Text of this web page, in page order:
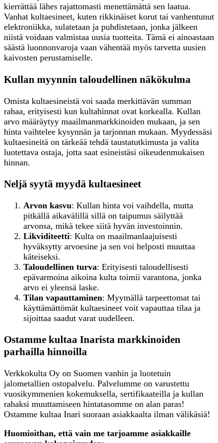
kierrättää lähes rajattomasti menettämättä sen laatua.
Vanhat kultaesineet, kuten rikkinäiset korut tai vanhentunut
elektroniikka, sulatetaan ja puhdistetaan, jonka jälkeen
niistä voidaan valmistaa uusia tuotteita. Tämä ei ainoastaan
säästä luonnonvaroja vaan vähentää myös tarvetta uusien
kaivosten perustamiselle.
Kullan myynnin taloudellinen näkökulma
Omista kultaesineistä voi saada merkittävän summan
rahaa, erityisesti kun kultahinnat ovat korkealla. Kullan
arvo määräytyy maailmanmarkkinoiden mukaan, ja sen
hinta vaihtelee kysynnän ja tarjonnan mukaan. Myydessäsi
kultaesineitä on tärkeää tehdä taustatutkimusta ja valita
luotettava ostaja, jotta saat esineistäsi oikeudenmukaisen
hinnan.
Neljä syytä myydä kultaesineet
Arvon kasvu: Kullan hinta voi vaihdella, mutta
pitkällä aikavälillä sillä on taipumus säilyttää
arvonsa, mikä tekee siitä hyvän investoinnin.
Likviditeetti: Kulta on maailmanlaajuisesti
hyväksytty arvoesine ja sen voi helposti muuttaa
käteiseksi.
Taloudellinen turva: Erityisesti taloudellisesti
epävarmoina aikoina kulta toimii varantona, jonka
arvo ei yleensä laske.
Tilan vapauttaminen: Myymällä tarpeettomat tai
käyttämättömät kultaesineet voit vapauttaa tilaa ja
sijoittaa saadut varat uudelleen.
Ostamme kultaa Inarista markkinoiden
parhailla hinnoilla
Verkkokulta Oy on Suomen vanhin ja luotetuin
jalometallien ostopalvelu. Palvelumme on varustettu
vuosikymmenien kokemuksella, sertifikaateilla ja kullan
rahaksi muuttamiseen hintatasomme on alan paras!
Ostamme kultaa Inari suoraan asiakkaalta ilman välikäsiä!
Huomioithan, että vain me tarjoamme asiakkaille